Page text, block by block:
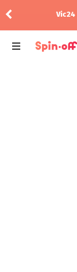
a noté11